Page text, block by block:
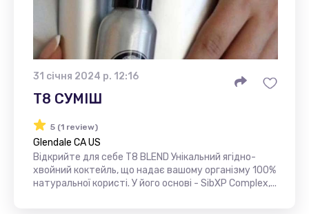
31 січня 2024 р. 12:16
Т8 СУМІШ
5 (1 review)
Glendale CA US
Відкрийте для себе T8 BLEND Унікальний ягідно-
хвойний коктейль, що надає вашому організму 100%
натуральної користі. У його основі - SibXP Complex,...